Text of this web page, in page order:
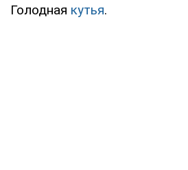
Голодная кутья.